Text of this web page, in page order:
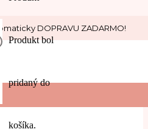
DOPRAVU ZADARMO!
Produktbol
pridaný do
košíka.